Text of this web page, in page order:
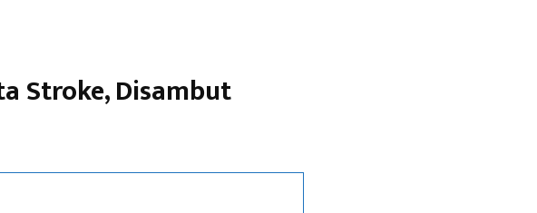
Stroke, Disambut